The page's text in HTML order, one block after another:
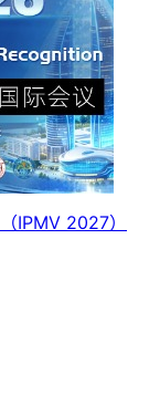
（IPMV 2027）